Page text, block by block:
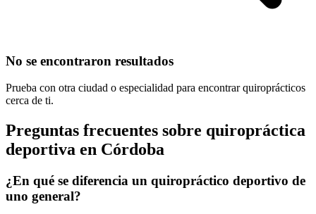
No se encontraron resultados
Prueba con otra ciudad o especialidad para encontrar quiroprácticos
cerca de ti.
Preguntas frecuentes sobre quiropráctica
deportiva en Córdoba
¿En qué se diferencia un quiropráctico deportivo de
uno general?